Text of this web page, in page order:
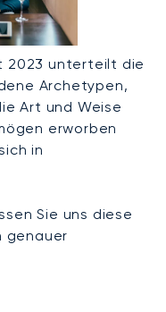
2023 unterteilt die
Archetypen,
Art und Weise
erworben
in
Sie uns diese
genauer